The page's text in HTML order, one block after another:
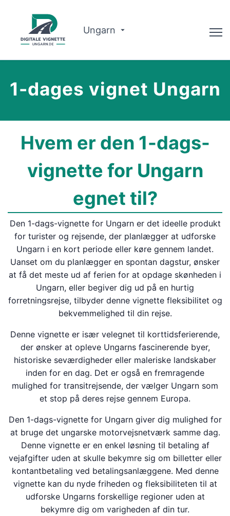
Ungarn
Om Os
Dansk
Køb Vignette
1-dages vignet Ungarn
Hvem er den 1-dags-
vignette for Ungarn
egnet til?
Den 1-dags-vignette for Ungarn er det ideelle produkt
for turister og rejsende, der planlægger at udforske
Ungarn i en kort periode eller køre gennem landet.
Uanset om du planlægger en spontan dagstur, ønsker
at få det meste ud af ferien for at opdage skønheden i
Ungarn, eller begiver dig ud på en hurtig
forretningsrejse, tilbyder denne vignette fleksibilitet og
bekvemmelighed til din rejse.
Denne vignette er især velegnet til korttidsferierende,
der ønsker at opleve Ungarns fascinerende byer,
historiske seværdigheder eller maleriske landskaber
inden for en dag. Det er også en fremragende
mulighed for transitrejsende, der vælger Ungarn som
et stop på deres rejse gennem Europa.
Den 1-dags-vignette for Ungarn giver dig mulighed for
at bruge det ungarske motorvejsnetværk samme dag.
Denne vignette er en enkel løsning til betaling af
vejafgifter uden at skulle bekymre sig om billetter eller
kontantbetaling ved betalingsanlæggene. Med denne
vignette kan du nyde friheden og fleksibiliteten til at
udforske Ungarns forskellige regioner uden at
bekymre dig om varigheden af din tur.